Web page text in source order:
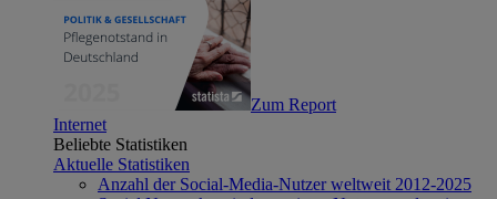
Zum Report
Internet
Beliebte Statistiken
Aktuelle Statistiken
Anzahl der Social-Media-Nutzer weltweit 2012-2025